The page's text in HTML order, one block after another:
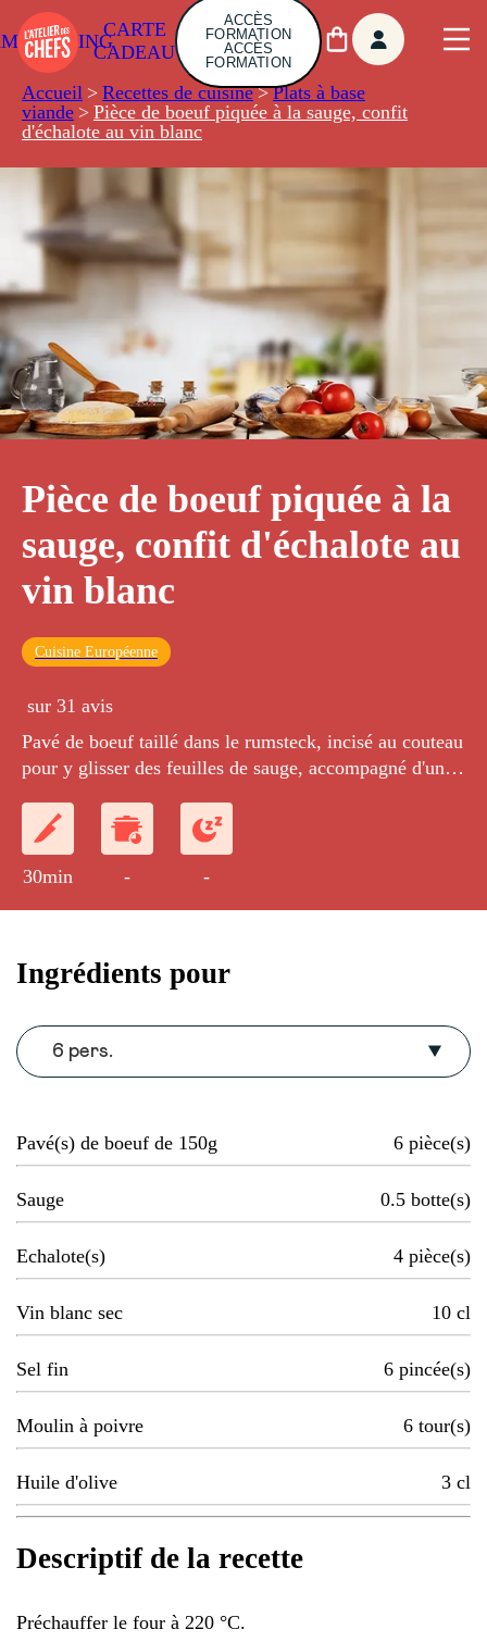
CARTE
CADEAU
ACCÈS
FORMATION
ACCÈS
FORMATION
Accueil > Recettes de cuisine > Plats à base
viande > Pièce de boeuf piquée à la sauge, confit
d'échalote au vin blanc
Pièce de boeuf piquée à la
sauge, confit d'échalote au
vin blanc
Cuisine Européenne
sur 31 avis
Pavé de boeuf taillé dans le rumsteck, incisé au couteau
pour y glisser des feuilles de sauge, accompagné d'un
30min - -
Ingrédients pour
6 pers.
Pavé(s) de boeuf de 150g 6 pièce(s)
Sauge 0.5 botte(s)
Echalote(s) 4 pièce(s)
Vin blanc sec 10 cl
Sel fin 6 pincée(s)
Moulin à poivre 6 tour(s)
Huile d'olive 3 cl
Descriptif de la recette
Préchauffer le four à 220 °C.